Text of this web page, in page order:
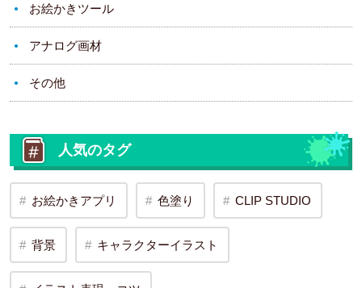
お絵かきツール
アナログ画材
その他
人気のタグ
お絵かきアプリ 色塗り CLIP STUDIO
背景 キャラクターイラスト